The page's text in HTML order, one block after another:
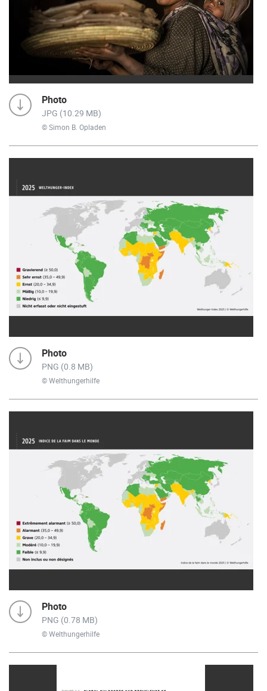
Photo
JPG (10.29 MB)
© Simon B. Opladen
Photo
PNG (0.8 MB)
© Welthungerhilfe
Photo
PNG (0.78 MB)
© Welthungerhilfe